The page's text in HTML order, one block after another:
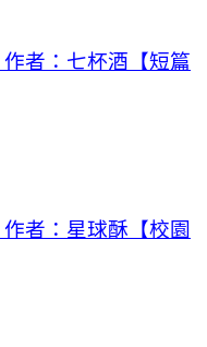
作者：七杯酒【短篇
作者：星球酥【校園